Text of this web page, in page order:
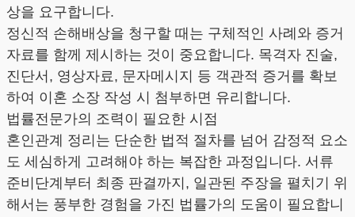
상을 요구합니다.
정신적 손해배상을 청구할 때는 구체적인 사례와 증거
자료를 함께 제시하는 것이 중요합니다. 목격자 진술,
진단서, 영상자료, 문자메시지 등 객관적 증거를 확보
하여 이혼 소장 작성 시 첨부하면 유리합니다.
법률전문가의 조력이 필요한 시점
혼인관계 정리는 단순한 법적 절차를 넘어 감정적 요소
도 세심하게 고려해야 하는 복잡한 과정입니다. 서류
준비단계부터 최종 판결까지, 일관된 주장을 펼치기 위
해서는 풍부한 경험을 가진 법률가의 도움이 필요합니